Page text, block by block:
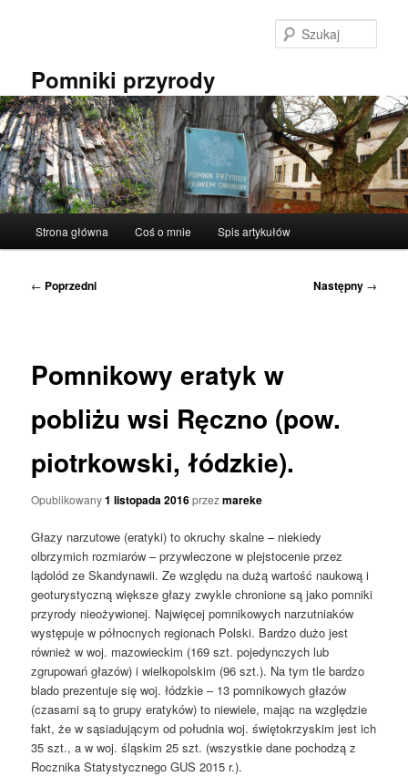
Pomniki przyrody
Strona główna Coś o mnie Spis artykułów
Nawigacja
← Poprzedni Następny →
Pomnikowy eratyk w
pobliżu wsi Ręczno (pow.
piotrkowski, łódzkie).
Opublikowany1 listopada 2016przezmareke
Głazy narzutowe (eratyki) to okruchy skalne – niekiedy
olbrzymich rozmiarów – przywleczone w plejstocenie przez
lądolód ze Skandynawii. Ze względu na dużą wartość naukową i
geoturystyczną większe głazy zwykle chronione są jako pomniki
przyrody nieożywionej. Najwięcej pomnikowych narzutniaków
występuje w północnych regionach Polski. Bardzo dużo jest
również w woj. mazowieckim (169 szt. pojedynczych lub
zgrupowań głazów) i wielkopolskim (96 szt.). Na tym tle bardzo
blado prezentuje się woj. łódzkie – 13 pomnikowych głazów
(czasami są to grupy eratyków) to niewiele, mając na względzie
fakt, że w sąsiadującym od południa woj. świętokrzyskim jest ich
35 szt., a w woj. śląskim 25 szt. (wszystkie dane pochodzą z
Rocznika Statystycznego GUS 2015 r.).